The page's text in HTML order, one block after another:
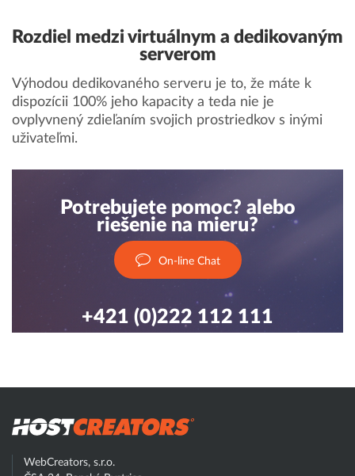
Rozdiel medzi virtuálnym a dedikovaným
serverom
Výhodou dedikovaného serveru je to, že máte k
dispozícii 100% jeho kapacity a teda nie je
ovplyvnený zdieľaním svojich prostriedkov s inými
uživateľmi.
Potrebujete pomoc? alebo
riešenie na mieru?
On-line Chat
+421 (0)222 112 111
WebCreators, s.r.o.